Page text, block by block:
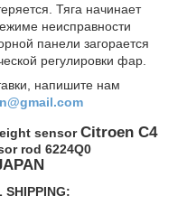
Тяга начинает
неисправности
панели загорается
регулировки фар.
напишите нам
sensorCitroen C4
rod 6224Q0
SHIPPING: